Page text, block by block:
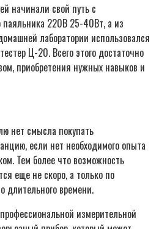
начинали свой путь с
паяльника 220В 25-40Вт, а из
лаборатории использовался
Ц-20. Всего этого достаточно
приобретения нужных навыков и
нет смысла покупать
если нет необходимого опыта
Тем более что возможность
еще не скоро, а только по
длительного времени.
измерительной